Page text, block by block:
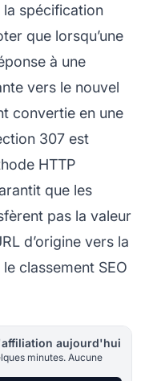
spécification
que lorsqu’une
à une
vers le nouvel
convertie en une
307 est
HTTP
que les
pas la valeur
d’origine vers la
classement SEO
aujourd'hui
minutes. Aucune